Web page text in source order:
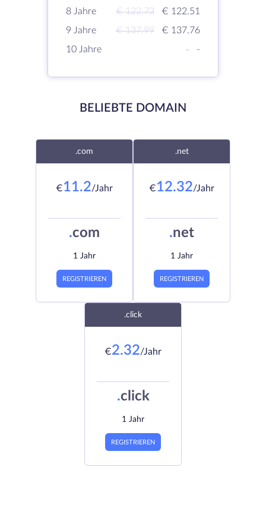
8 Jahre
€ 122.73
€ 122.51
9 Jahre
€ 137.99
€ 137.76
10 Jahre
- -
BELIEBTE DOMAIN
.com
€11.2/Jahr
.com
1 Jahr
REGISTRIEREN
.net
€12.32/Jahr
.net
1 Jahr
REGISTRIEREN
.click
€2.32/Jahr
.click
1 Jahr
REGISTRIEREN